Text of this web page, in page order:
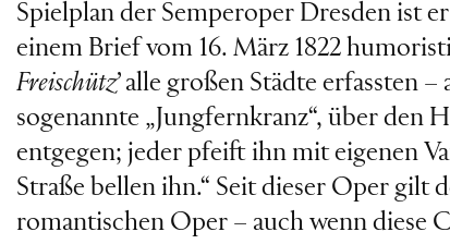
Spielplan der Semperoper Dresden ist
einem Brief vom 16. März 1822
Freischütz’ alle großen Städte erfassten
sogenannte „Jungfernkranz“, über den
entgegen; jeder pfeift ihn mit eigenen
Straße bellen ihn.“ Seit dieser Oper gilt
romantischen Oper – auch wenn diese